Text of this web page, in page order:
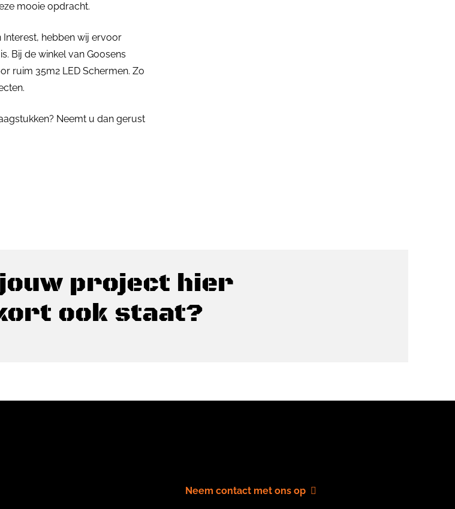
mooie opdracht.
hebben wij ervoor
Bij de winkel van Goosens
ruim 35m2 LED Schermen. Zo
Neemt u dan gerust
project hier
ook staat?
Neem contact met ons op